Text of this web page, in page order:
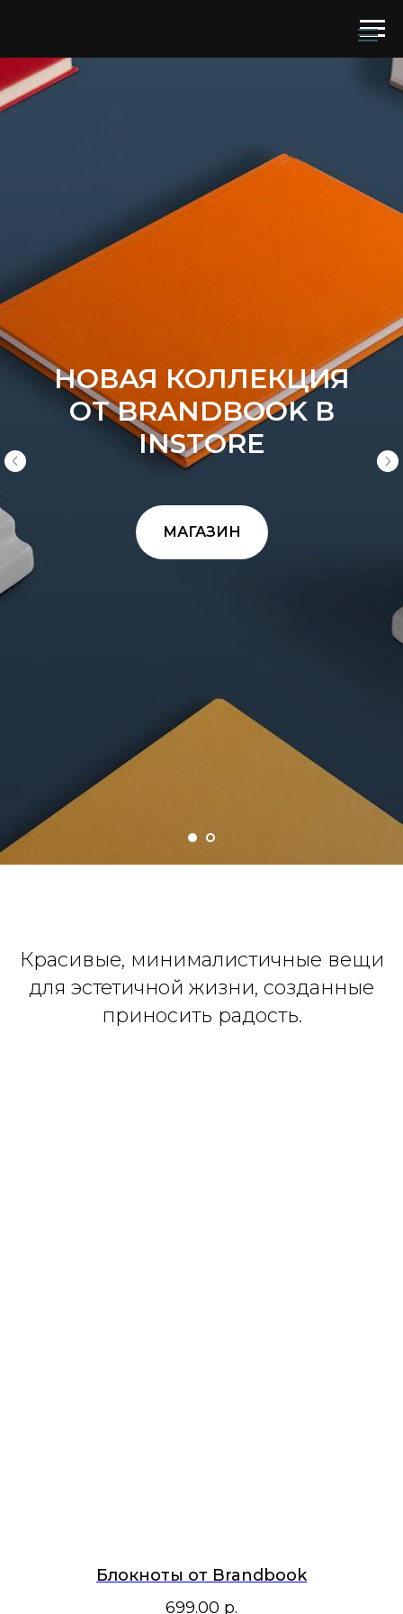
НОВАЯ КОЛЛЕКЦИЯ
ОТ BRANDBOOK В
INSTORE
МАГАЗИН
Красивые, минималистичные вещи
для эстетичной жизни, созданные
приносить радость.
Блокноты от Brandbook
699.00 р.